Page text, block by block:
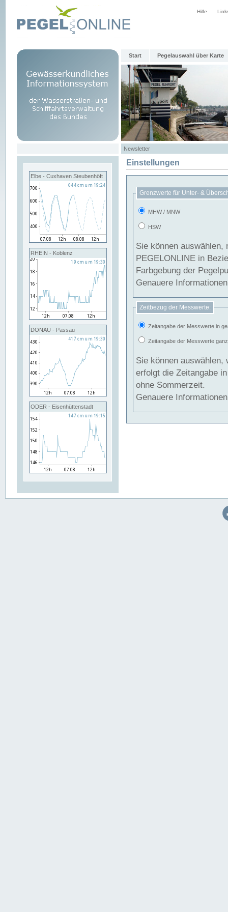
Hilfe
Start Pegelauswahl über Karte
Newsletter
Elbe - Cuxhaven Steubenhöft
RHEIN - Koblenz
DONAU - Passau
ODER - Eisenhüttenstadt
Einstellungen
Grenzwerte für Unter- &
MHW / MNW
HSW
Sie können
PEGELONLINE in Beziehung
Farbgebung der
Genauere
Zeitbezug der Messwerte:
Zeitangabe der Messwerte in
Zeitangabe der Messwerte
Sie können auswählen,
erfolgt die Zeitangabe
ohne Sommerzeit.
Genauere